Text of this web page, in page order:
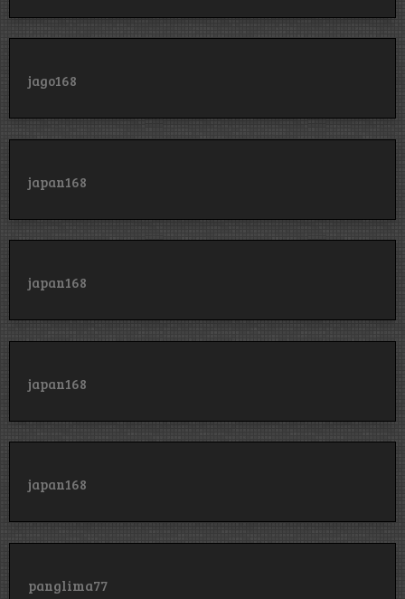
jago168
japan168
japan168
japan168
japan168
panglima77